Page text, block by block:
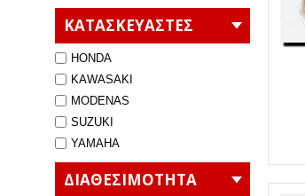
ΚΑΤΑΣΚΕΥΑΣΤΕΣ
HONDA
KAWASAKI
MODENAS
SUZUKI
YAMAHA
ΔΙΑΘΕΣΙΜΟΤΗΤΑ